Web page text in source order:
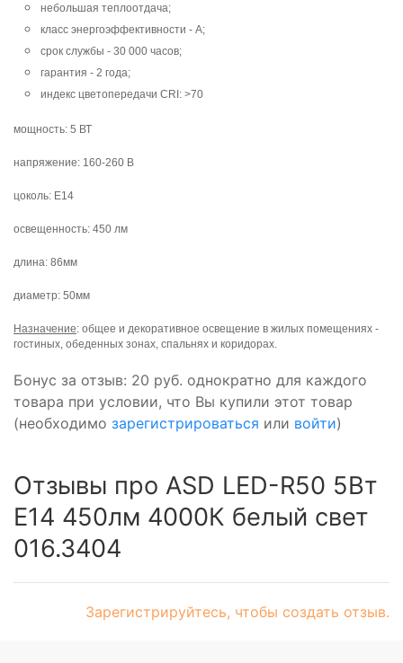
небольшая теплоотдача;
класс энергоэффективности - А;
срок службы - 30 000 часов;
гарантия - 2 года;
индекс цветопередачи CRI: >70
мощность: 5 ВТ
напряжение: 160-260 В
цоколь: Е14
освещенность: 450 лм
длина: 86мм
диаметр: 50мм
Назначение: общее и декоративное освещение в жилых помещениях -
гостиных, обеденных зонах, спальнях и коридорах.
Бонус за отзыв: 20 руб. однократно для каждого
товара при условии, что Вы купили этот товар
(необходимо зарегистрироваться или войти)
Отзывы про ASD LED-R50 5Bт
E14 450лм 4000К белый свет
016.3404
Зарегистрируйтесь, чтобы создать отзыв.